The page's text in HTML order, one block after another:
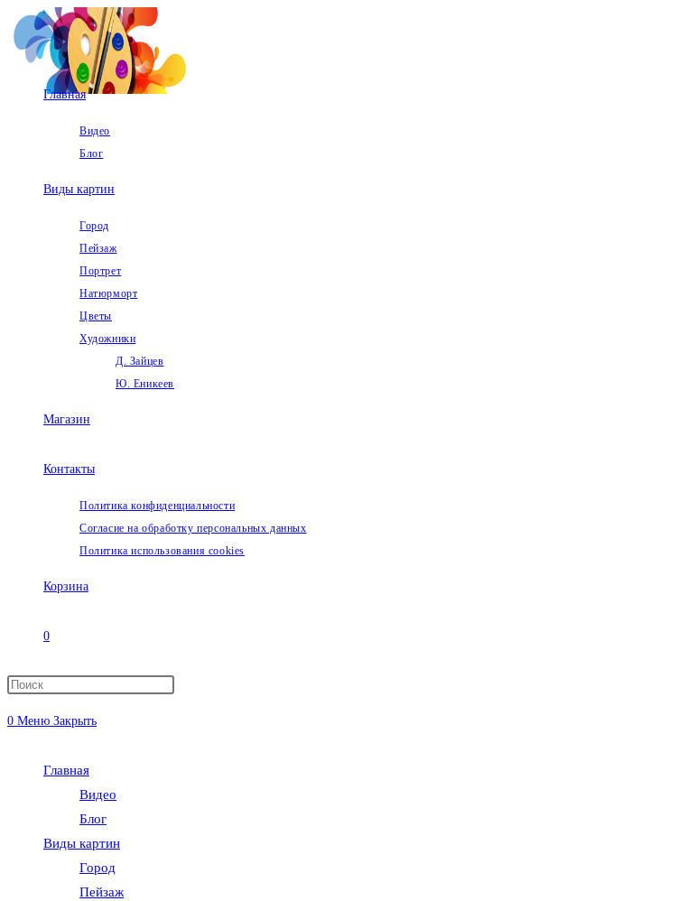
Перейти
содержимому
Главная
Видео
Блог
Виды картин
Город
Пейзаж
Портрет
Натюрморт
Цветы
Художники
Д. Зайцев
Ю. Еникеев
Магазин
Контакты
Политика конфиденциальности
Согласие на обработку персональных данных
Политика использования cookies
Корзина
0
Переключить
0 Меню Закрыть
Главная
Видео
Блог
Виды картин
Город
Пейзаж